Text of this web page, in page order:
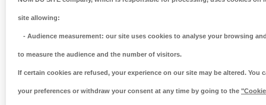
site allowing:
- Audience measurement: our site uses cookies to analyse your browsing
to measure the audience and the number of visitors.
If certain cookies are refused, your experience on our site may be altered. You
your preferences or withdraw your consent at any time by going to the "Cookie